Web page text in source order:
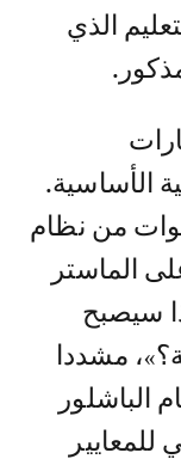
الذي
الأساسية.
الماستر بعد 4 سنوات من نظام
الماستر
سيصبح
مشددا